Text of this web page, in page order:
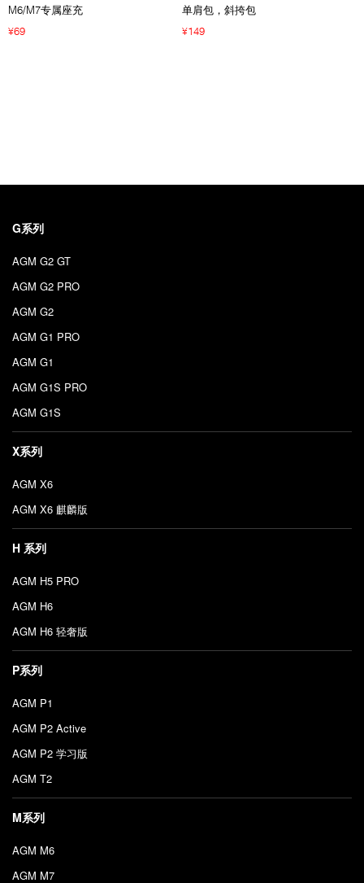
M6/M7专属座充
¥69
单肩包，斜挎包
¥149
G系列
AGM G2 GT
AGM G2 PRO
AGM G2
AGM G1 PRO
AGM G1
AGM G1S PRO
AGM G1S
X系列
AGM X6
AGM X6 麒麟版
H 系列
AGM H5 PRO
AGM H6
AGM H6 轻奢版
P系列
AGM P1
AGM P2 Active
AGM P2 学习版
AGM T2
M系列
AGM M6
AGM M7